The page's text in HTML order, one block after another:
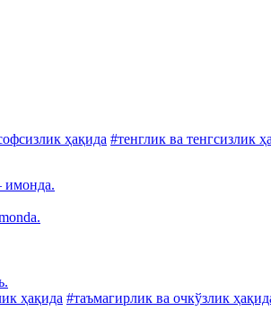
ҳақида #тенглик ва тенгсизлик
имонда.
ҳақида #таъмагирлик ва очкўзлик